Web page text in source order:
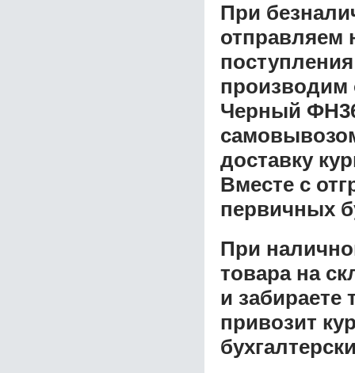
При
отправляем
производим
Черный
доставку
Вместе с
первичных
При
товара на
и забираете
привозит